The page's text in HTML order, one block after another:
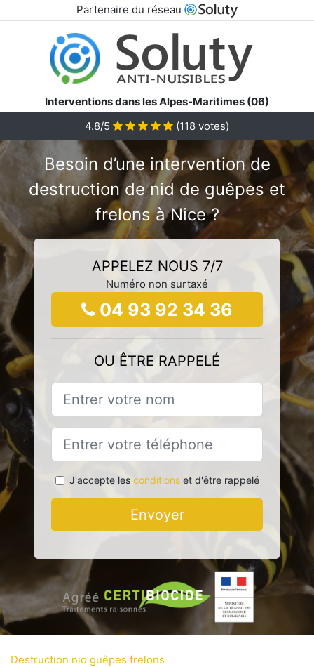
Partenaire du réseau
Interventions dans les Alpes-Maritimes (06)
4.8/5
(118 votes)
Besoin d’une intervention de
destruction de nid de guêpes et
frelons à Nice ?
APPELEZ NOUS 7/7
Numéro non surtaxé
04 93 92 34 36
OU ÊTRE RAPPELÉ
J'accepte les conditionset d'être rappelé
Envoyer
Destruction nid guêpes frelons